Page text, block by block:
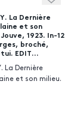
La Dernière
et son
1923. In-12
broché,
EDIT...
La Dernière
et son milieu.